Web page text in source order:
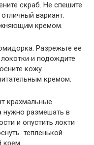
скраб. Не спешите
вариант.
кремом.
Разрежьте ее
и подождите
кожу
кремом.
крахмальные
нужно размешать в
и опустить локти
тепленькой
крем.